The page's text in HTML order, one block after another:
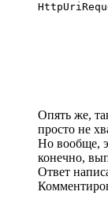
Опять же,
просто не
Но вообще,
конечно,
Ответ